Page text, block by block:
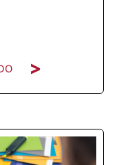
puestos de
que lideran.